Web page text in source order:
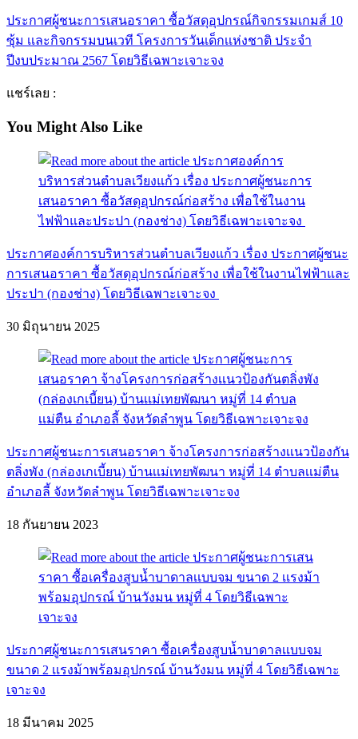
ประกาศผู้ชนะการเสนอราคา ซื้อวัสดุอุปกรณ์กิจกรรมเกมส์ 10
ซุ้ม เเละกิจกรรมบนเวที โครงการวันเด็กเเห่งชาติ ประจำ
ปีงบประมาณ 2567 โดยวิธีเฉพาะเจาะจง
แชร์เลย :
You Might Also Like
ประกาศองค์การบริหารส่วนตำบลเวียงแก้ว เรื่อง ประกาศผู้ชนะ
การเสนอราคา ซื้อวัสดุอุปกรณ์ก่อสร้าง เพื่อใช้ในงานไฟฟ้าและ
ประปา (กองช่าง) โดยวิธีเฉพาะเจาะจง
30 มิถุนายน 2025
ประกาศผู้ชนะการเสนอราคา จ้างโครงการก่อสร้างเเนวป้องกัน
ตลิ่งพัง (กล่องเกเบี้ยน) บ้านเเม่เทยพัฒนา หมู่ที่ 14 ตำบลเเม่ตืน
อำเภอลี้ จังหวัดลำพูน โดยวิธีเฉพาะเจาะจง
18 กันยายน 2023
ประกาศผู้ชนะการเสนราคา ซื้อเครื่องสูบน้ำบาดาลเเบบจม
ขนาด 2 เเรงม้าพร้อมอุปกรณ์ บ้านวังมน หมู่ที่ 4 โดยวิธีเฉพาะ
เจาะจง
18 มีนาคม 2025